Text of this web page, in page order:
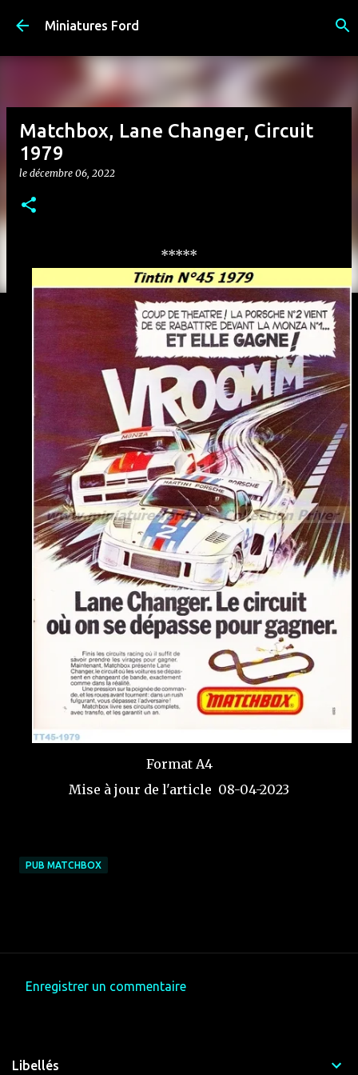
Accéder au contenu principal
Miniatures Ford
Matchbox, Lane Changer, Circuit
1979
le décembre 06, 2022
*****
Format A4
Mise à jour de l'article 08-04-2023
PUB MATCHBOX
m
Enregistrer un commentaire
Libellés